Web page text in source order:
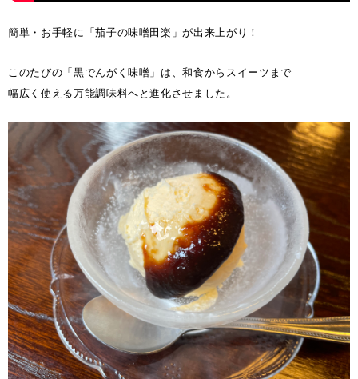
簡単・お手軽に「茄子の味噌田楽」が出来上がり！
このたびの「黒でんがく味噌」は、和食からスイーツまで
幅広く使える万能調味料へと進化させました。